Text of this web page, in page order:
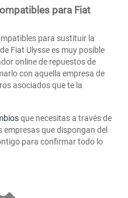
para Fiat
para sustituir la
Fiat Ulysse es muy posible
online de repuestos de
con aquella empresa de
asociados que te la
que necesitas a través de
que dispongan del
para confirmar todo lo